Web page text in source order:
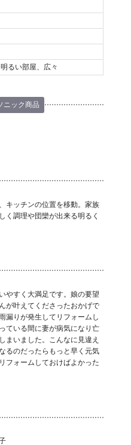
るい部屋、広々
ニック商品
キッチンの位置を移動。家族
く調理や団欒が出来る明るく
やすく大満足です。娘の要望
が叶えてくださったおかげで
漏りが発生してリフォームし
ている間に妻が病気になり亡
まいました。こんなに見違え
るのだったらもっと早く元気
フォームしておけばよかった